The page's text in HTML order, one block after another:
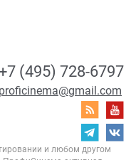
(495) 728-6797
proficinema@gmail.com
и любом другом